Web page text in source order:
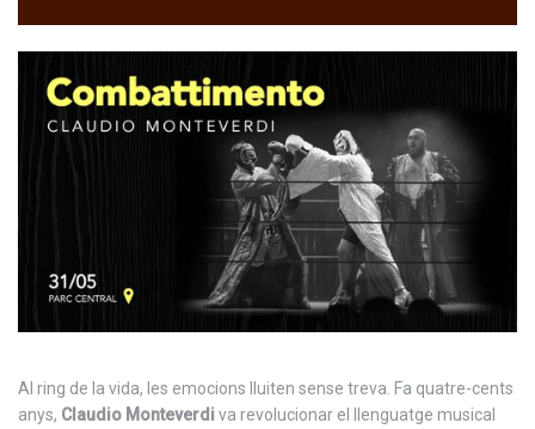
Al ring de la vida, les emocions lluiten sense treva. Fa quatre-cents
anys, Claudio Monteverdi va revolucionar el llenguatge musical